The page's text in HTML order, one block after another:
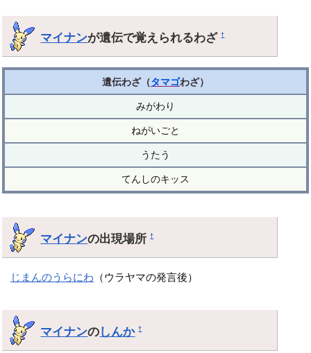
マイナンが遺伝で覚えられるわざ†
遺伝わざ（タマゴわざ）
みがわり
ねがいごと
うたう
てんしのキッス
マイナンの出現場所†
じまんのうらにわ （ウラヤマの発言後）
マイナンのしんか †